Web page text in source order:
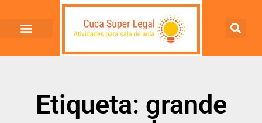
Etiqueta: grande